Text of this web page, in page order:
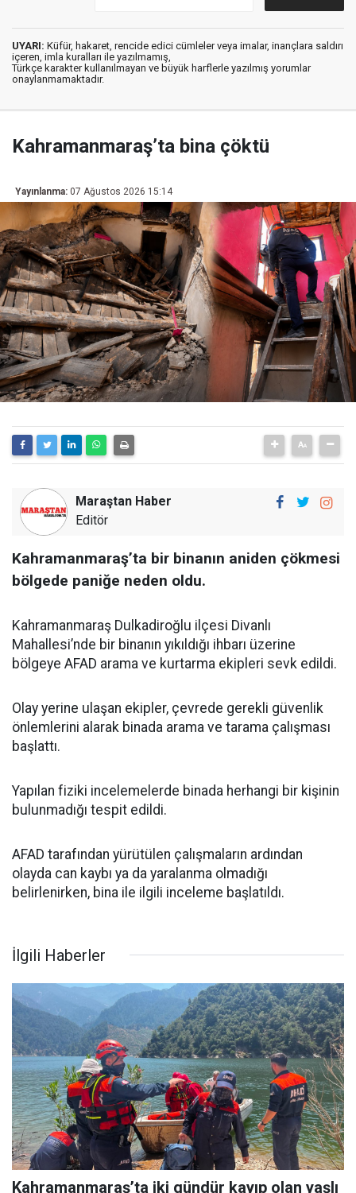
UYARI: Küfür, hakaret, rencide edici cümleler veya imalar, inançlara saldırı
içeren, imla kuralları ile yazılmamış,
Türkçe karakter kullanılmayan ve büyük harflerle yazılmış yorumlar
onaylanmamaktadır.
Kahramanmaraş’ta bina çöktü
Yayınlanma: 07 Ağustos 2026 15:14
Maraştan Haber
Editör
Kahramanmaraş’ta bir binanın aniden çökmesi
bölgede paniğe neden oldu.
Kahramanmaraş Dulkadiroğlu ilçesi Divanlı
Mahallesi’nde bir binanın yıkıldığı ihbarı üzerine
bölgeye AFAD arama ve kurtarma ekipleri sevk edildi.
Olay yerine ulaşan ekipler, çevrede gerekli güvenlik
önlemlerini alarak binada arama ve tarama çalışması
başlattı.
Yapılan fiziki incelemelerde binada herhangi bir kişinin
bulunmadığı tespit edildi.
AFAD tarafından yürütülen çalışmaların ardından
olayda can kaybı ya da yaralanma olmadığı
belirlenirken, bina ile ilgili inceleme başlatıldı.
İlgili Haberler
Kahramanmaraş’ta iki gündür kayıp olan yaşlı